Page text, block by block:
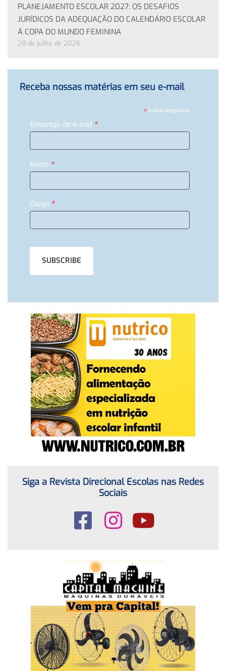
PLANEJAMENTO ESCOLAR 2027: OS DESAFIOS
JURÍDICOS DA ADEQUAÇÃO DO CALENDÁRIO ESCOLAR
À COPA DO MUNDO FEMININA
28 de julho de 2026
Receba nossas matérias em seu e-mail
*indica obrigatório
Endereço de e-mail *
Nome *
Cargo *
Siga a Revista Direcional Escolas nas Redes
Sociais